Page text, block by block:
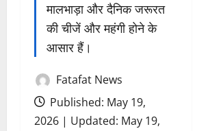
मालभाड़ा और दैनिक जरूरत
की चीजें और महंगी होने के
आसार हैं।
Fatafat News
Published: May 19,
2026 | Updated: May 19,